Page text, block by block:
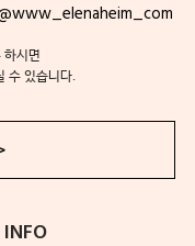
하시면
수 있습니다.